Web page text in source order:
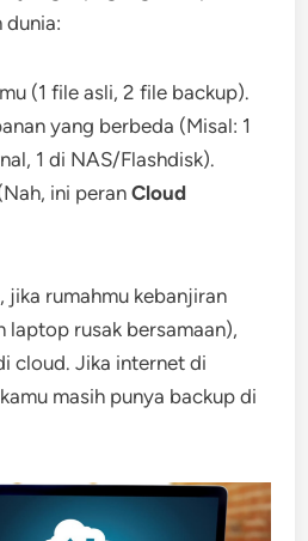
dunia:
(1 file asli, 2 file backup).
yang berbeda (Misal: 1
1 di NAS/Flashdisk).
ini peranCloud
jika rumahmu kebanjiran
laptop rusak bersamaan),
cloud. Jika internet di
masih punya backup di